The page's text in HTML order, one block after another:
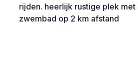
rijden. heerlijk rustige plek
zwembad op 2 km afstand